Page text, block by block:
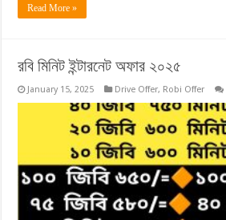
Read More »
রবি মিনিট ইন্টারনেট অফার ২০২৫
January 15, 2025 Drive Offer, Robi Offer